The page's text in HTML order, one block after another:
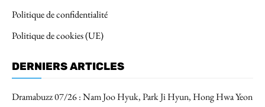
Politique de confidentialité
Politique de cookies (UE)
DERNIERS ARTICLES
Dramabuzz 07/26 : Nam Joo Hyuk, Park Ji Hyun, Hong Hwa Yeon